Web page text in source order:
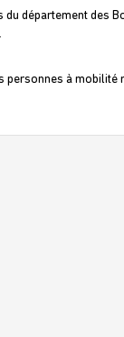
département des
à